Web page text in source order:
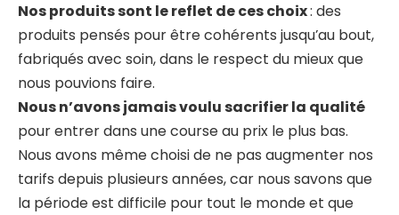
Nos produits sont le reflet de ces choix: des
produits pensés pour être cohérents jusqu’au bout,
fabriqués avec soin, dans le respect du mieux que
nous pouvions faire.
Nous n’avons jamais voulu sacrifier la qualité
pour entrer dans une course au prix le plus bas.
Nous avons même choisi de ne pas augmenter nos
tarifs depuis plusieurs années, car nous savons que
la période est difficile pour tout le monde et que